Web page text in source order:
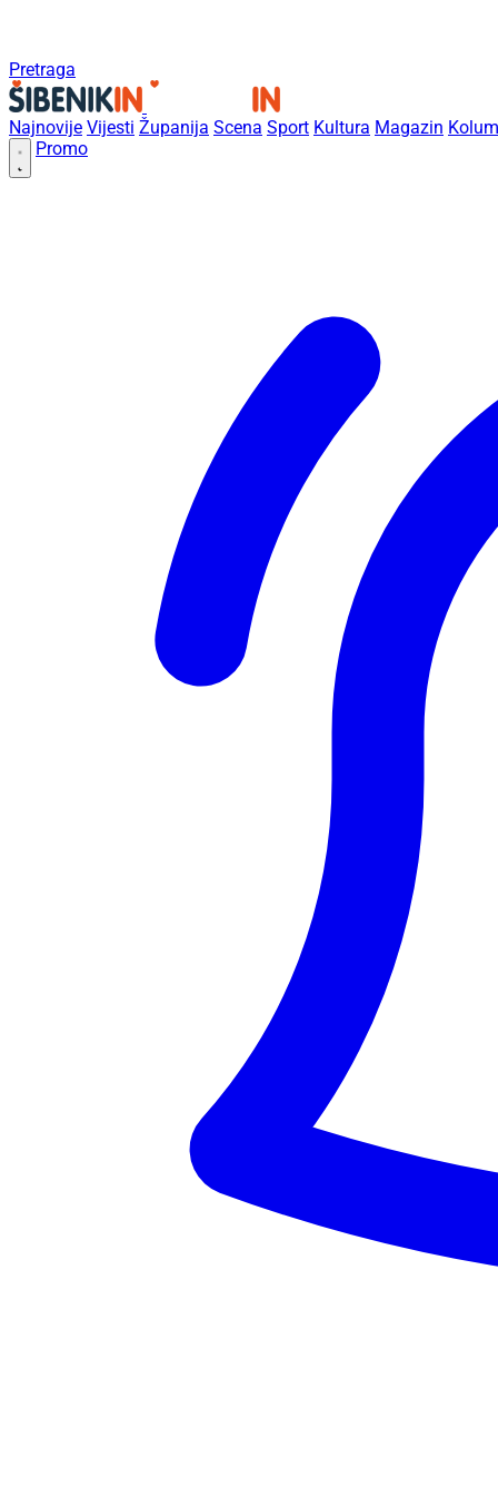
Pretraga
Najnovije Vijesti Županija Scena Sport Kultura Magazin
Promo